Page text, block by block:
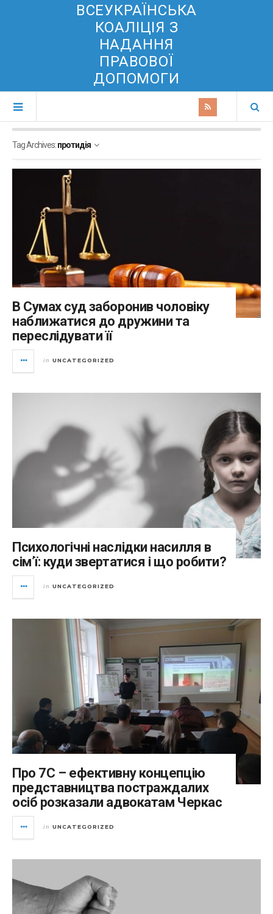
ВСЕУКРАЇНСЬКА
КОАЛІЦІЯ З
НАДАННЯ
ПРАВОВОЇ
ДОПОМОГИ
Tag Archives:протидія
В Сумах суд заборонив чоловіку
наближатися до дружини та
переслідувати її
in UNCATEGORIZED
Психологічні наслідки насилля в
сім’ї: куди звертатися і що робити?
in UNCATEGORIZED
Про 7С – ефективну концепцію
представництва постраждалих
осіб розказали адвокатам Черкас
in UNCATEGORIZED